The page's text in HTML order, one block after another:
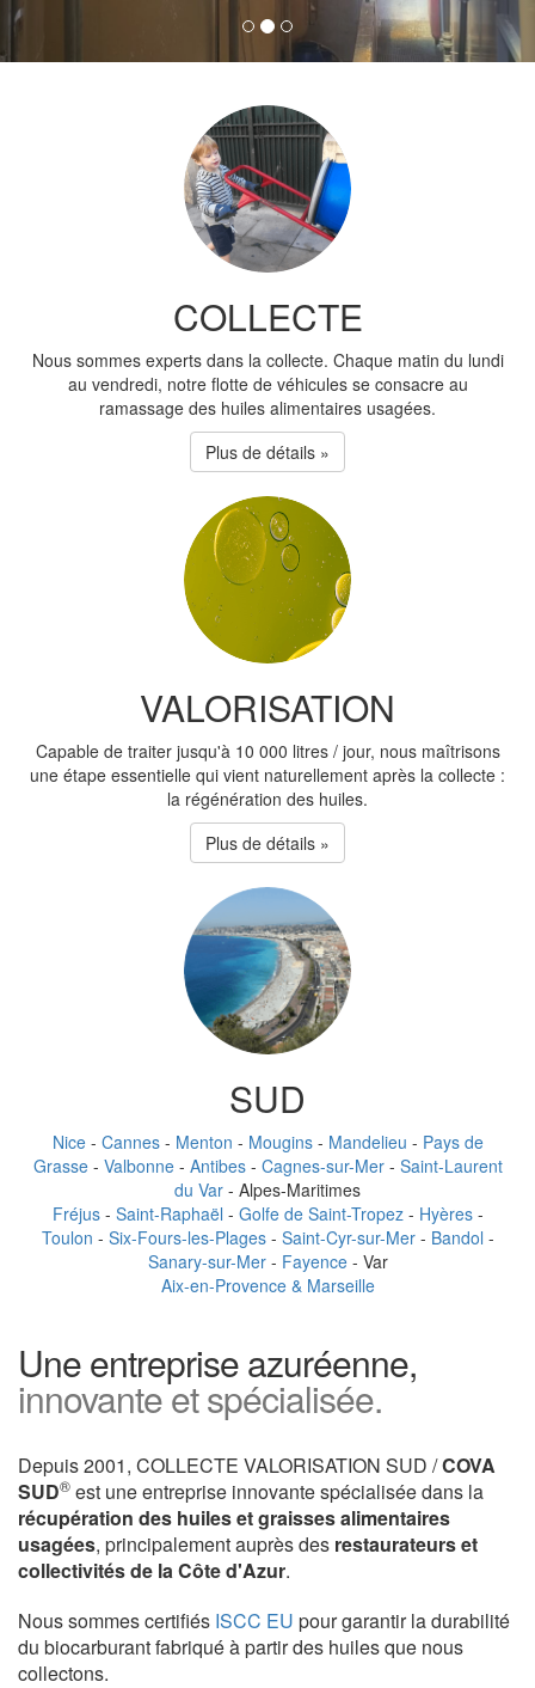
COLLECTE
Nous sommes experts dans la collecte. Chaque matin du lundi
au vendredi, notre flotte de véhicules se consacre au
ramassage des huiles alimentaires usagées.
Plus de détails »
VALORISATION
Capable de traiter jusqu'à 10 000 litres / jour, nous maîtrisons
une étape essentielle qui vient naturellement après la collecte :
la régénération des huiles.
Plus de détails »
SUD
Nice- Cannes- Menton - Mougins- Mandelieu - Pays de
Grasse- Valbonne- Antibes- Cagnes-sur-Mer- Saint-Laurent
du Var - Alpes-Maritimes
Fréjus- Saint-Raphaël - Golfe de Saint-Tropez- Hyères-
Toulon - Six-Fours-les-Plages- Saint-Cyr-sur-Mer- Bandol -
Sanary-sur-Mer- Fayence- Var
Aix-en-Provence & Marseille
Une entreprise azuréenne,
innovante et spécialisée.
Depuis 2001, COLLECTE VALORISATION SUD /COVA
SUD® est une entreprise innovante spécialisée dans la
récupération des huiles et graisses alimentaires
usagées, principalement auprès des restaurateurs et
collectivités de la Côte d'Azur.
Nous sommes certifiés ISCC EU pour garantir la durabilité
du biocarburant fabriqué à partir des huiles que nous
collectons.